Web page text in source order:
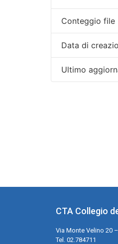
Conteggio file
Data di
Ultimo
CTA Collegio
Via Monte Velino 20
Tel. 02.784711